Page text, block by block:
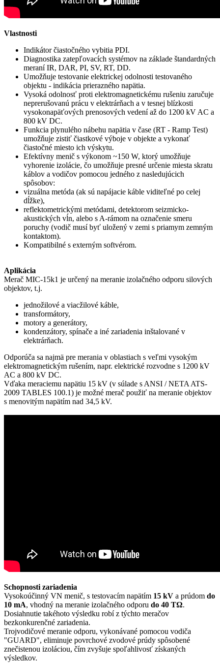
Vlastnosti
Indikátor čiastočného vybitia PDI.
Diagnostika zatepľovacích systémov na základe štandardných
meraní IR, DAR, PI, SV, RT, DD.
Umožňuje testovanie elektrickej odolnosti testovaného
objektu - indikácia prierazného napätia.
Vysoká odolnosť proti elektromagnetickému rušeniu zaručuje
neprerušovanú prácu v elektrárňach a v tesnej blízkosti
vysokonapäťových prenosových vedení až do 1200 kV AC a
800 kV DC.
Funkcia plynulého nábehu napätia v čase (RT - Ramp Test)
umožňuje zistiť čiastkové výboje v objekte a vykonať
čiastočné miesto ich výskytu.
Efektívny menič s výkonom ~150 W, ktorý umožňuje
vyhorenie izolácie, čo umožňuje presné určenie miesta skratu
káblov a vodičov pomocou jedného z nasledujúcich
spôsobov:
vizuálna metóda (ak sú napájacie káble viditeľné po celej
dĺžke),
reflektometrickými metódami, detektorom seizmicko-
akustických vĺn, alebo s A-rámom na označenie smeru
poruchy (vodič musí byť uložený v zemi s priamym zemným
kontaktom).
Kompatibilné s externým softvérom.
Aplikácia
Merač MIC-15k1 je určený na meranie izolačného odporu silových
objektov, t.j.
jednožilové a viacžilové káble,
transformátory,
motory a generátory,
kondenzátory, spínače a iné zariadenia inštalované v
elektrárňach.
Odporúča sa najmä pre merania v oblastiach s veľmi vysokým
elektromagnetickým rušením, napr. elektrické rozvodne s 1200 kV
AC a 800 kV DC.
Vďaka meraciemu napätiu 15 kV (v súlade s ANSI / NETA ATS-
2009 TABLES 100.1) je možné merač použiť na meranie objektov
s menovitým napätím nad 34,5 kV.
Schopnosti zariadenia
Vysokoúčinný VN menič, s testovacím napätím 15 kV a prúdom do
10 mA, vhodný na meranie izolačného odporu do 40 TΩ.
Dosiahnutie takéhoto výsledku robí z týchto meračov
bezkonkurenčné zariadenia.
Trojvodičové meranie odporu, vykonávané pomocou vodiča
"GUARD", eliminuje povrchové zvodové prúdy spôsobené
znečistenou izoláciou, čím zvyšuje spoľahlivosť získaných
výsledkov.